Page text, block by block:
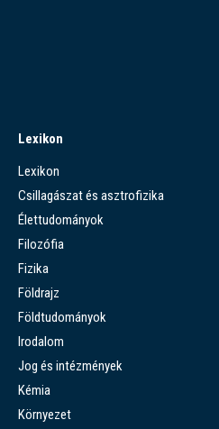
Lexikon
Lexikon
Csillagászat és asztrofizika
Élettudományok
Filozófia
Fizika
Földrajz
Földtudományok
Irodalom
Jog és intézmények
Kémia
Környezet